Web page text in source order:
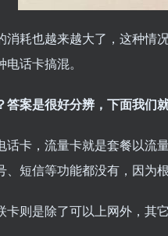
耗也越来越大了，这种
话卡搞混。
案是很好分辨，下面我们
，流量卡就是套餐以流
短信等功能都没有，因为
是除了可以上网外，其它